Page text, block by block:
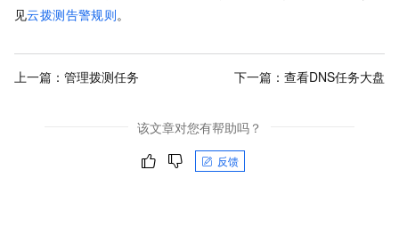
见云拨测告警规则。
上一篇： 管理拨测任务 下一篇： 查看DNS任务大盘
该文章对您有帮助吗？
反馈